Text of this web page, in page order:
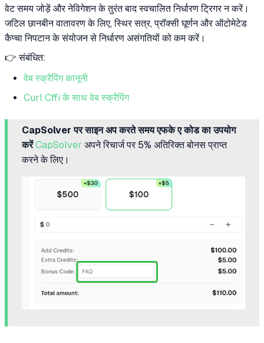
वेट समय जोड़ें और नेविगेशन के तुरंत बाद स्वचालित निर्धारण ट्रिगर न करें।
जटिल छानबीन वातावरण के लिए, स्थिर सत्र, प्रॉक्सी घूर्णन और ऑटोमेटेड
कैप्चा निपटान के संयोजन से निर्धारण असंगतियों को कम करें।
👉 संबंधित:
वेब स्क्रैपिंग कानूनी
Curl Cffi के साथ वेब स्क्रैपिंग
CapSolver पर साइन अप करते समय एफके ए कोड का उपयोग
करें CapSolver अपने रिचार्ज पर 5% अतिरिक्त बोनस प्राप्त
करने के लिए।